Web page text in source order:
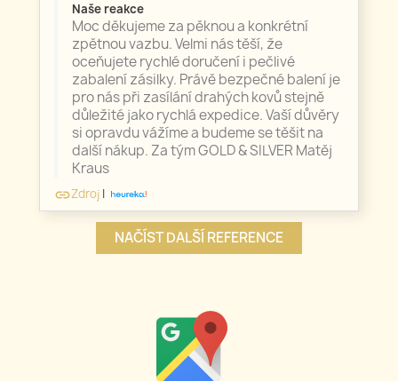
Naše reakce
Moc děkujeme za pěknou a konkrétní
zpětnou vazbu. Velmi nás těší, že
oceňujete rychlé doručení i pečlivé
zabalení zásilky. Právě bezpečné balení je
pro nás při zasílání drahých kovů stejně
důležité jako rychlá expedice. Vaší důvěry
si opravdu vážíme a budeme se těšit na
další nákup. Za tým GOLD & SILVER Matěj
Kraus
linkZdroj |
NAČÍST DALŠÍ REFERENCE